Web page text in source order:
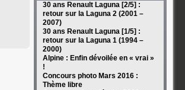
30 ans Renault Laguna [2/5] :
retour sur la Laguna 2 (2001 –
2007)
30 ans Renault Laguna [1/5] :
retour sur la Laguna 1 (1994 –
2000)
Alpine : Enfin dévoilée en « vrai »
!
Concours photo Mars 2016 :
Thème libre